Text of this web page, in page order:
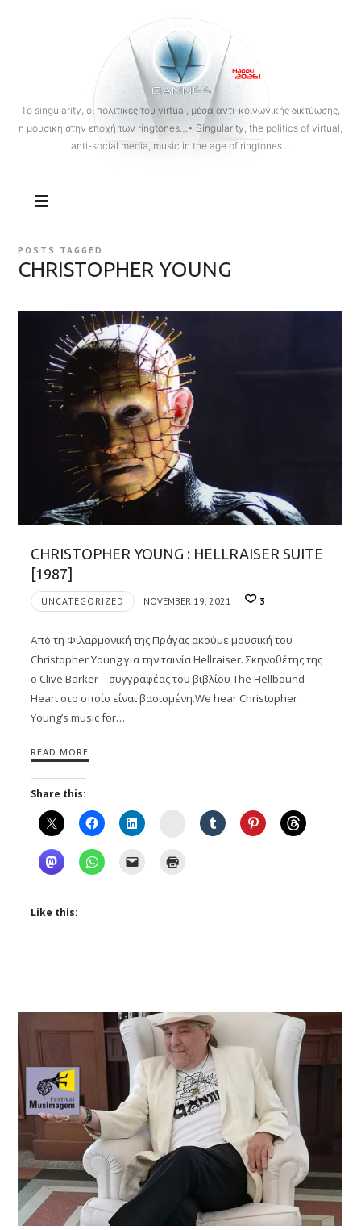
OANNES
To singularity, οι πολιτικές του virtual, μέσα αντι-κοινωνικής δικτύωσης,
η μουσική στην εποχή των ringtones…• Singularity, the politics of virtual,
anti-social media, music in the age of ringtones…
POSTS TAGGED
CHRISTOPHER YOUNG
CHRISTOPHER YOUNG : HELLRAISER SUITE
[1987]
UNCATEGORIZED NOVEMBER 19, 2021 3
Από τη Φιλαρμονική της Πράγας ακούμε μουσική του
Christopher Young για την ταινία Hellraiser. Σκηνοθέτης της
ο Clive Barker – συγγραφέας του βιβλίου The Hellbound
Heart στο οποίο είναι βασισμένη.We hear Christopher
Young’s music for…
READ MORE
Share this:
Instagram
Like this: